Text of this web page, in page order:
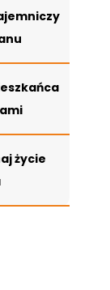
życie